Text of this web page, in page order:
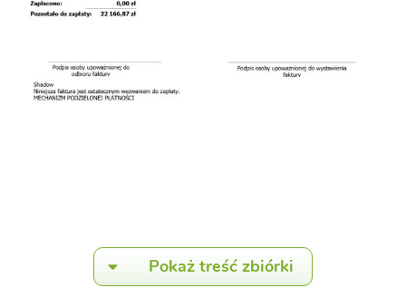
Pokaż treść zbiórki